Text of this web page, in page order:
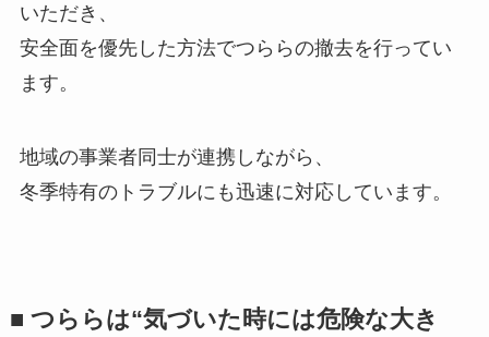
いただき、
安全面を優先した方法でつららの撤去を行ってい
ます。
地域の事業者同士が連携しながら、
冬季特有のトラブルにも迅速に対応しています。
■ つららは“気づいた時には危険な大き